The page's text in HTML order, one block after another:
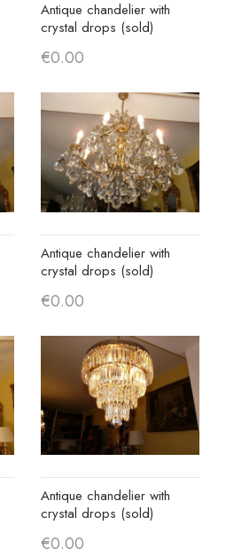
Antique chandelier with
crystal drops (sold)
€0.00
Antique chandelier with
crystal drops (sold)
€0.00
Antique chandelier with
crystal drops (sold)
€0.00